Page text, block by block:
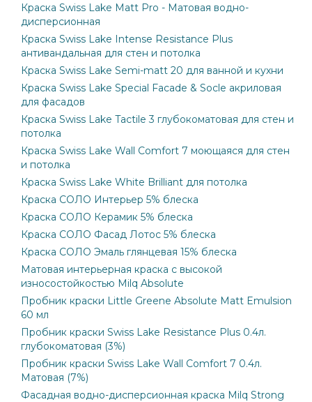
Краска Swiss Lake Matt Pro - Матовая водно-
дисперсионная
Краска Swiss Lake Intense Resistance Plus
антивандальная для стен и потолка
Краска Swiss Lake Semi-matt 20 для ванной и кухни
Краска Swiss Lake Special Facade & Socle акриловая
для фасадов
Краска Swiss Lake Tactile 3 глубокоматовая для стен и
потолка
Краска Swiss Lake Wall Comfort 7 моющаяся для стен
и потолка
Краска Swiss Lake White Brilliant для потолка
Краска СОЛО Интерьер 5% блеска
Краска СОЛО Керамик 5% блеска
Краска СОЛО Фасад Лотос 5% блеска
Краска СОЛО Эмаль глянцевая 15% блеска
Матовая интерьерная краска с высокой
износостойкостью Milq Absolute
Пробник краски Little Greene Absolute Matt Emulsion
60 мл
Пробник краски Swiss Lake Resistance Plus 0.4л.
глубокоматовая (3%)
Пробник краски Swiss Lake Wall Comfort 7 0.4л.
Матовая (7%)
Фасадная водно-дисперсионная краска Milq Strong